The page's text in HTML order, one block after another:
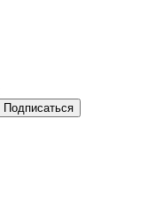
Подписаться